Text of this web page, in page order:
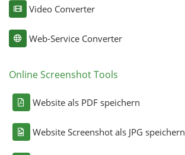
Video Converter
Web-Service Converter
Online Screenshot Tools
Website als PDF speichern
Website Screenshot als JPG speichern